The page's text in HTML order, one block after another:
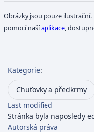
Obrázky jsou pouze
pomocí našíaplikace,
Kategorie:
Chuťovky a předkrmy
Last modified
Stránka byla naposledy
Autorská práva